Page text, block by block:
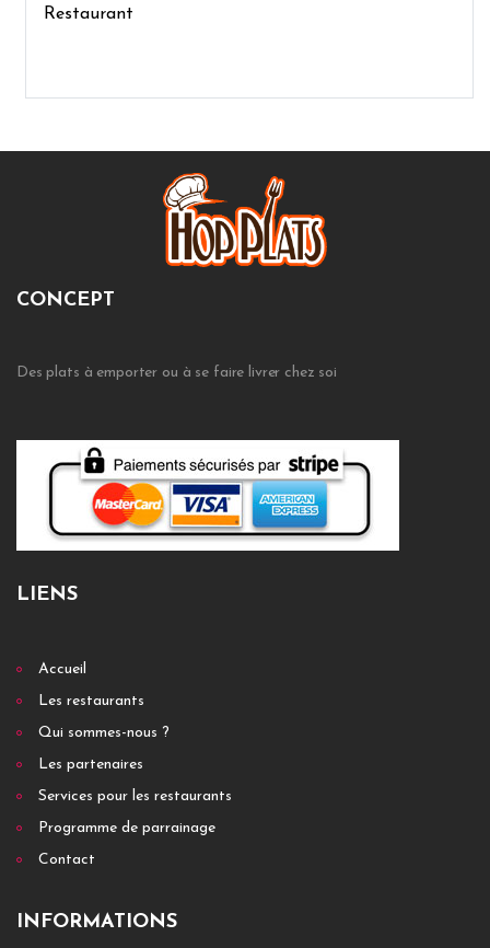
Restaurant
CONCEPT
Des plats à emporter ou à se faire livrer chez soi
LIENS
Accueil
Les restaurants
Qui sommes-nous ?
Les partenaires
Services pour les restaurants
Programme de parrainage
Contact
INFORMATIONS